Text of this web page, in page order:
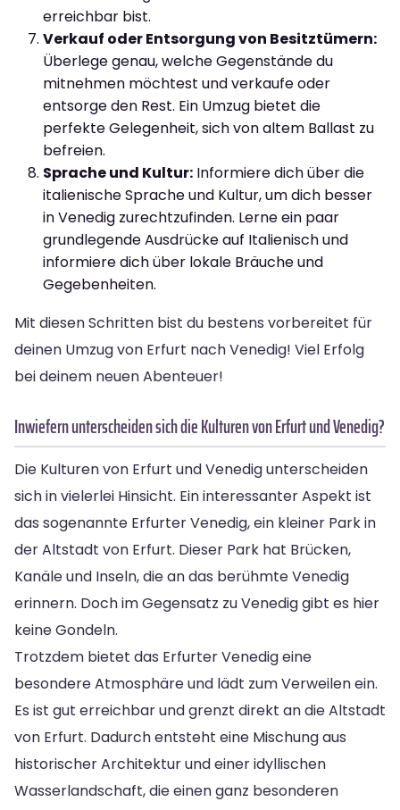
erreichbar bist.
Verkauf oder Entsorgung von Besitztümern:
Überlege genau, welche Gegenstände du
mitnehmen möchtest und verkaufe oder
entsorge den Rest. Ein Umzug bietet die
perfekte Gelegenheit, sich von altem Ballast zu
befreien.
Sprache und Kultur: Informiere dich über die
italienische Sprache und Kultur, um dich besser
in Venedig zurechtzufinden. Lerne ein paar
grundlegende Ausdrücke auf Italienisch und
informiere dich über lokale Bräuche und
Gegebenheiten.
Mit diesen Schritten bist du bestens vorbereitet für
deinen Umzug von Erfurt nach Venedig! Viel Erfolg
bei deinem neuen Abenteuer!
Inwiefern unterscheiden sich die Kulturen von Erfurt und Venedig?
Die Kulturen von Erfurt und Venedig unterscheiden
sich in vielerlei Hinsicht. Ein interessanter Aspekt ist
das sogenannte Erfurter Venedig, ein kleiner Park in
der Altstadt von Erfurt. Dieser Park hat Brücken,
Kanäle und Inseln, die an das berühmte Venedig
erinnern. Doch im Gegensatz zu Venedig gibt es hier
keine Gondeln.
Trotzdem bietet das Erfurter Venedig eine
besondere Atmosphäre und lädt zum Verweilen ein.
Es ist gut erreichbar und grenzt direkt an die Altstadt
von Erfurt. Dadurch entsteht eine Mischung aus
historischer Architektur und einer idyllischen
Wasserlandschaft, die einen ganz besonderen